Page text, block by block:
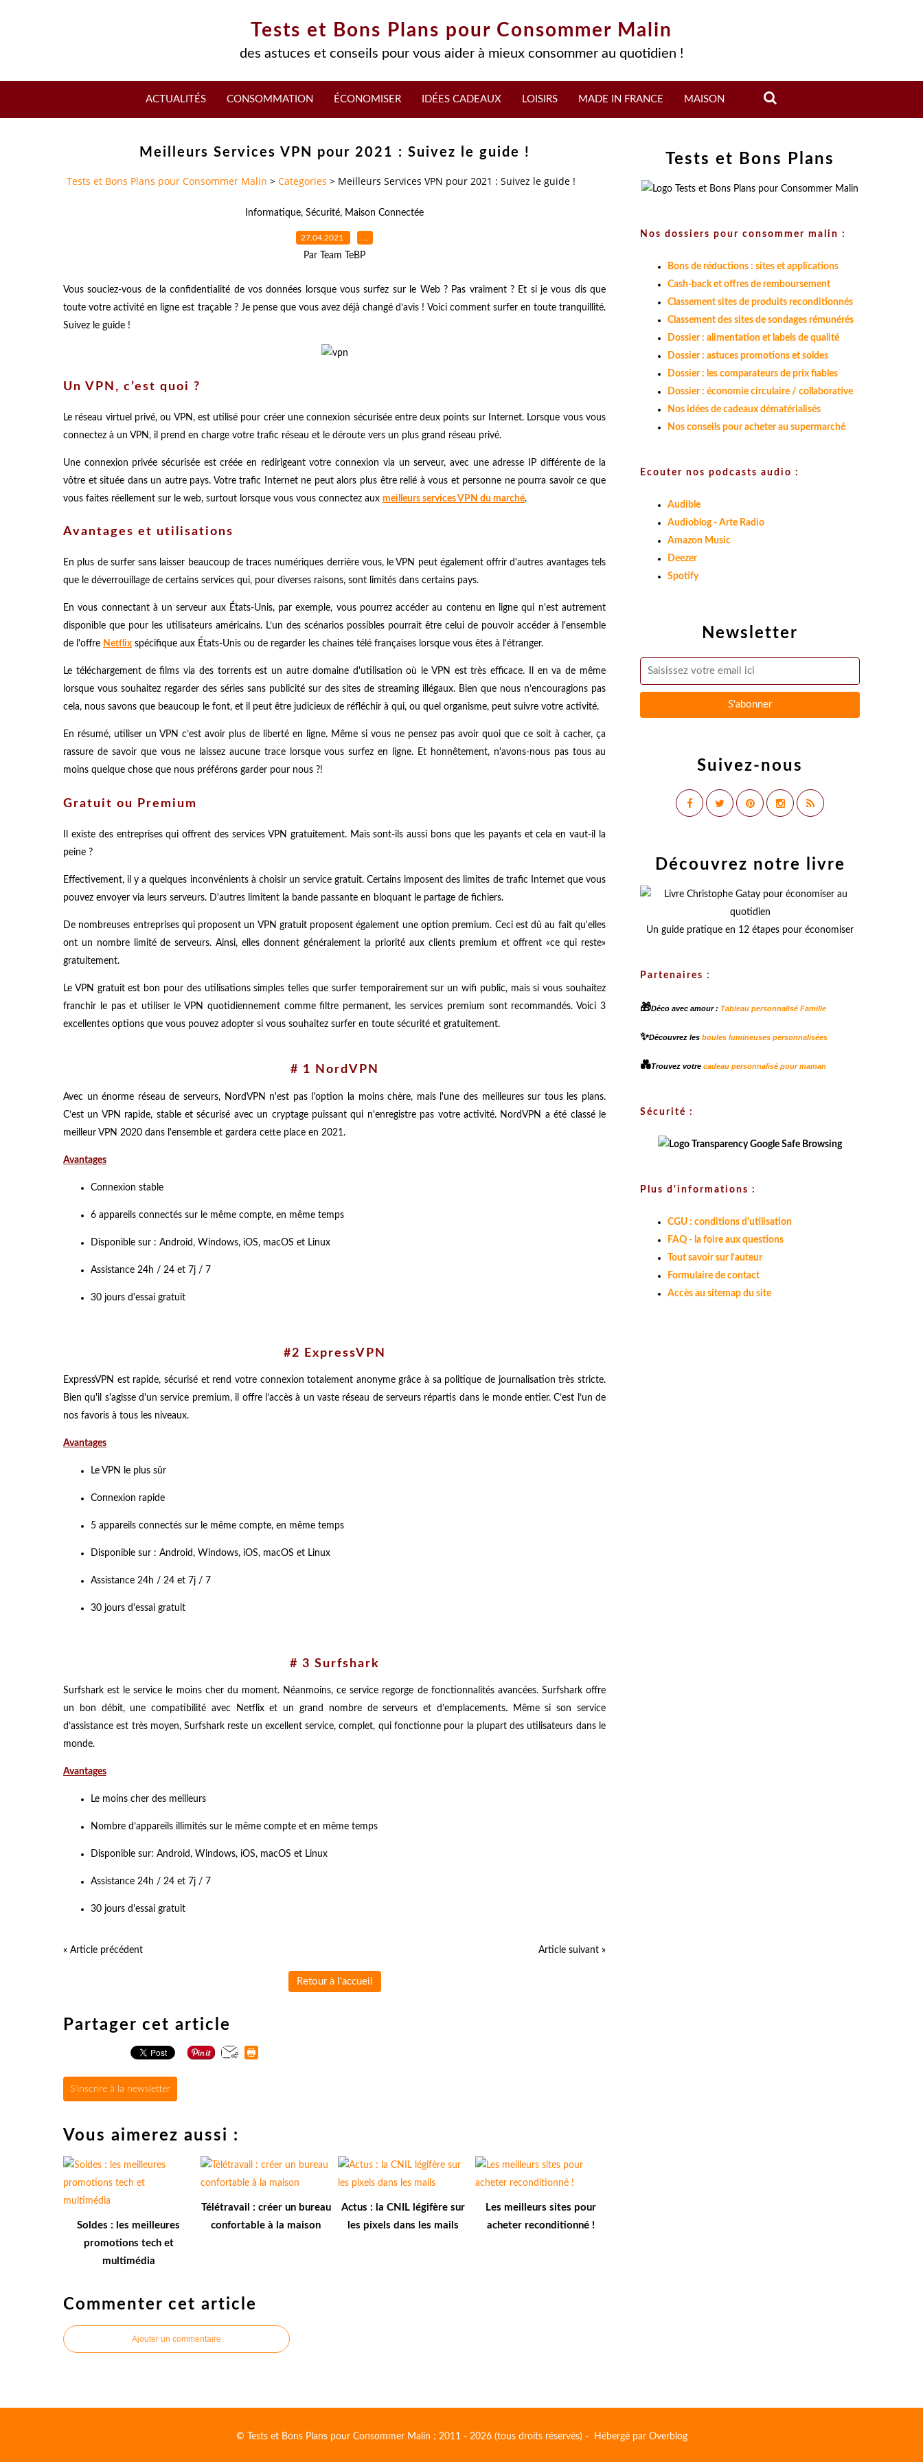
Tests et Bons Plans pour Consommer Malin
des astuces et conseils pour vous aider à mieux consommer au quotidien !
ACTUALITÉS CONSOMMATION ÉCONOMISER IDÉES CADEAUX LOISIRS MADE IN FRANCE MAISON
Meilleurs Services VPN pour 2021 : Suivez le guide !
Tests et Bons Plans pour Consommer Malin > Categories > Meilleurs Services VPN pour 2021 : Suivez le guide !
Informatique, Sécurité, Maison Connectée
27.04.2021 …
Par Team TeBP
Vous souciez-vous de la confidentialité de vos données lorsque vous surfez sur le Web ? Pas vraiment ? Et si je vous dis que
toute votre activité en ligne est traçable ? Je pense que vous avez déjà changé d’avis ! Voici comment surfer en toute tranquillité.
Suivez le guide !
Un VPN, c’est quoi ?
Le réseau virtuel privé, ou VPN, est utilisé pour créer une connexion sécurisée entre deux points sur Internet. Lorsque vous vous
connectez à un VPN, il prend en charge votre trafic réseau et le déroute vers un plus grand réseau privé.
Une connexion privée sécurisée est créée en redirigeant votre connexion via un serveur, avec une adresse IP différente de la
vôtre et située dans un autre pays. Votre trafic Internet ne peut alors plus être relié à vous et personne ne pourra savoir ce que
vous faites réellement sur le web, surtout lorsque vous vous connectez aux meilleurs services VPN du marché.
Avantages et utilisations
En plus de surfer sans laisser beaucoup de traces numériques derrière vous, le VPN peut également offrir d'autres avantages tels
que le déverrouillage de certains services qui, pour diverses raisons, sont limités dans certains pays.
En vous connectant à un serveur aux États-Unis, par exemple, vous pourrez accéder au contenu en ligne qui n'est autrement
disponible que pour les utilisateurs américains. L’un des scénarios possibles pourrait être celui de pouvoir accéder à l'ensemble
de l'offre Netflix spécifique aux États-Unis ou de regarder les chaines télé françaises lorsque vous êtes à l'étranger.
Le téléchargement de films via des torrents est un autre domaine d'utilisation où le VPN est très efficace. Il en va de même
lorsque vous souhaitez regarder des séries sans publicité sur des sites de streaming illégaux. Bien que nous n’encouragions pas
cela, nous savons que beaucoup le font, et il peut être judicieux de réfléchir à qui, ou quel organisme, peut suivre votre activité.
En résumé, utiliser un VPN c’est avoir plus de liberté en ligne. Même si vous ne pensez pas avoir quoi que ce soit à cacher, ça
rassure de savoir que vous ne laissez aucune trace lorsque vous surfez en ligne. Et honnêtement, n'avons-nous pas tous au
moins quelque chose que nous préférons garder pour nous ?!
Gratuit ou Premium
Il existe des entreprises qui offrent des services VPN gratuitement. Mais sont-ils aussi bons que les payants et cela en vaut-il la
peine ?
Effectivement, il y a quelques inconvénients à choisir un service gratuit. Certains imposent des limites de trafic Internet que vous
pouvez envoyer via leurs serveurs. D'autres limitent la bande passante en bloquant le partage de fichiers.
De nombreuses entreprises qui proposent un VPN gratuit proposent également une option premium. Ceci est dû au fait qu'elles
ont un nombre limité de serveurs. Ainsi, elles donnent généralement la priorité aux clients premium et offrent «ce qui reste»
gratuitement.
Le VPN gratuit est bon pour des utilisations simples telles que surfer temporairement sur un wifi public, mais si vous souhaitez
franchir le pas et utiliser le VPN quotidiennement comme filtre permanent, les services premium sont recommandés. Voici 3
excellentes options que vous pouvez adopter si vous souhaitez surfer en toute sécurité et gratuitement.
# 1 NordVPN
Avec un énorme réseau de serveurs, NordVPN n'est pas l'option la moins chère, mais l'une des meilleures sur tous les plans.
C’est un VPN rapide, stable et sécurisé avec un cryptage puissant qui n'enregistre pas votre activité. NordVPN a été classé le
meilleur VPN 2020 dans l'ensemble et gardera cette place en 2021.
Avantages
Connexion stable
6 appareils connectés sur le même compte, en même temps
Disponible sur : Android, Windows, iOS, macOS et Linux
Assistance 24h / 24 et 7j / 7
30 jours d'essai gratuit
#2 ExpressVPN
ExpressVPN est rapide, sécurisé et rend votre connexion totalement anonyme grâce à sa politique de journalisation très stricte.
Bien qu'il s'agisse d'un service premium, il offre l’accès à un vaste réseau de serveurs répartis dans le monde entier. C’est l’un de
nos favoris à tous les niveaux.
Avantages
Le VPN le plus sûr
Connexion rapide
5 appareils connectés sur le même compte, en même temps
Disponible sur : Android, Windows, iOS, macOS et Linux
Assistance 24h / 24 et 7j / 7
30 jours d'essai gratuit
# 3 Surfshark
Surfshark est le service le moins cher du moment. Néanmoins, ce service regorge de fonctionnalités avancées. Surfshark offre
un bon débit, une compatibilité avec Netflix et un grand nombre de serveurs et d’emplacements. Même si son service
d’assistance est très moyen, Surfshark reste un excellent service, complet, qui fonctionne pour la plupart des utilisateurs dans le
monde.
Avantages
Le moins cher des meilleurs
Nombre d’appareils illimités sur le même compte et en même temps
Disponible sur: Android, Windows, iOS, macOS et Linux
Assistance 24h / 24 et 7j / 7
30 jours d'essai gratuit
« Article précédent Article suivant »
Retour à l'accueil
Partager cet article
S'inscrire à la newsletter
Vous aimerez aussi :
Soldes : les meilleures
promotions tech et
multimédia
Télétravail : créer un bureau
confortable à la maison
Actus : la CNIL légifère sur
les pixels dans les mails
Les meilleurs sites pour
acheter reconditionné !
Commenter cet article
Ajouter un commentaire
Newsletter
Suivez-nous
Tests et Bons Plans
Nos dossiers pour consommer malin :
Bons de réductions : sites et applications
Cash-back et offres de remboursement
Classement sites de produits reconditionnés
Classement des sites de sondages rémunérés
Dossier : alimentation et labels de qualité
Dossier : astuces promotions et soldes
Dossier : les comparateurs de prix fiables
Dossier : économie circulaire / collaborative
Nos idées de cadeaux dématérialisés
Nos conseils pour acheter au supermarché
Ecouter nos podcasts audio :
Audible
Audioblog - Arte Radio
Amazon Music
Deezer
Spotify
Découvrez notre livre
Un guide pratique en 12 étapes pour économiser
Partenaires :
🎁Déco avec amour : Tableau personnalisé Famille
✨Découvrez les boules lumineuses personnalisées
💑Trouvez votre cadeau personnalisé pour maman
Sécurité :
Plus d'informations :
CGU : conditions d'utilisation
FAQ - la foire aux questions
Tout savoir sur l'auteur
Formulaire de contact
Accès au sitemap du site
© Tests et Bons Plans pour Consommer Malin : 2011 - 2026 (tous droits réservés) - Hébergé par Overblog